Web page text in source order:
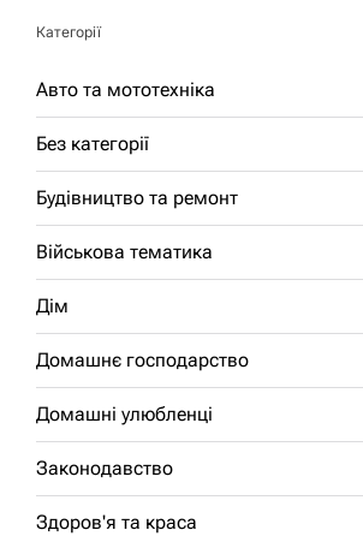
Категорії
Авто та мототехніка
Без категорії
Будівництво та ремонт
Військова тематика
Дім
Домашнє господарство
Домашні улюбленці
Законодавство
Здоров'я та краса